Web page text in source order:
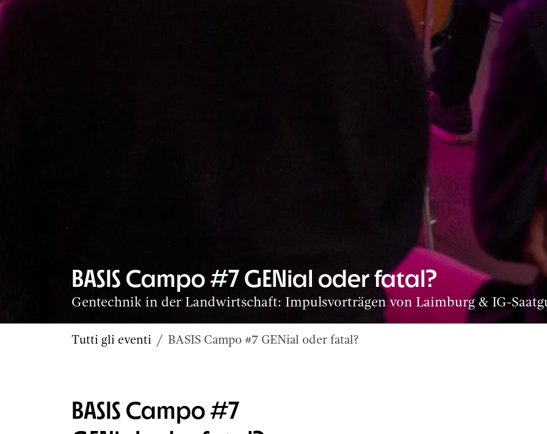
BASIS Campo #7 GENial oder fatal?
Gentechnik in der Landwirtschaft: Impulsvorträgen von Laimburg & IG-
Tutti gli eventi BASIS Campo #7 GENial oder fatal?
BASIS Campo #7